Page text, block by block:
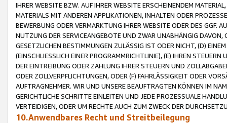
IHRER WEBSITE BZW. AUF IHRER WEBSITE ERSCHEINENDEM
MATERIALS MIT ANDEREN APPLIKATIONEN, INHALTEN ODER
BEWERBUNG ODER VERMARKTUNG IHRER WEBSITE ODER DES GGF.
NUTZUNG DER SERVICEANGEBOTE UND ZWAR UNABHÄNGIG
GESETZLICHEN BESTIMMUNGEN ZULÄSSIG IST ODER NICHT, (D)
(EINSCHLIESSLICH EINER PROGRAMMRICHTLINIE), (E) IHREN
DER EINTREIBUNG ODER ZAHLUNG IHRER STEUERN UND
ODER ZOLLVERPFLICHTUNGEN, ODER (F) FAHRLÄSSIGKEIT ODER
AUFTRAGNEHMER. WIR UND UNSERE BEAUFTRAGTEN KÖNNEN IM
GERICHTLICHE SCHRITTE EINLEITEN UND JEDE PROZESSUALE
VERTEIDIGEN, ODER UM RECHTE AUCH ZUM ZWECK DER
10.Anwendbares Recht und Streitbeilegung